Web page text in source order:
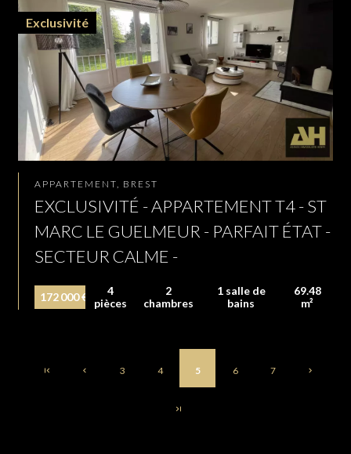
APPARTEMENT, BREST
EXCLUSIVITÉ - APPARTEMENT T4 - ST
MARC LE GUELMEUR - PARFAIT ÉTAT -
SECTEUR CALME -
172 000 €
4
pièces
2
chambres
1 salle de
bains
69.48
m²
Exclusivité
3 4 5 6 7